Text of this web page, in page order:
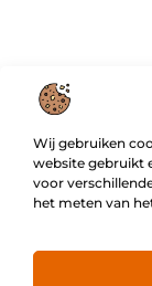
Wij gebruiken
website gebruikt
voor
het meten van